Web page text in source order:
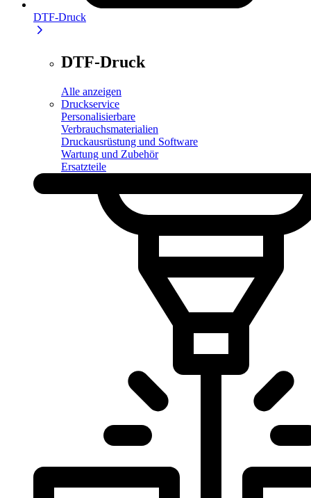
DTF-Druck
DTF-Druck
Alle anzeigen
Druckservice
Personalisierbare
Verbrauchsmaterialien
Druckausrüstung und Software
Wartung und Zubehör
Ersatzteile